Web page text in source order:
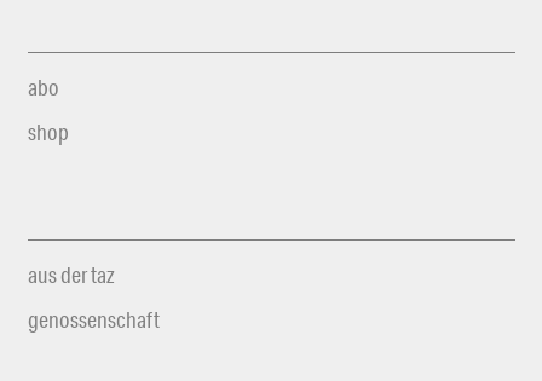
abo
shop
aus der taz
genossenschaft